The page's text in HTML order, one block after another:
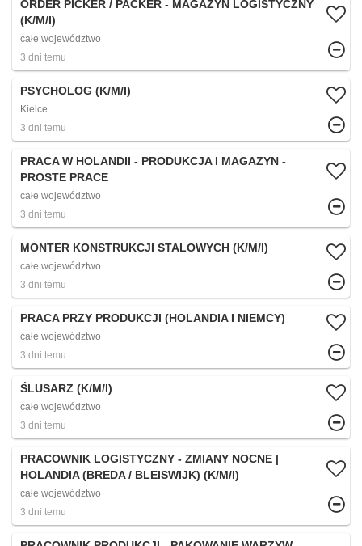
ORDER PICKER / PACKER - MAGAZYN LOGISTYCZNY
(K/M/I)
całe województwo
3 dni temu
PSYCHOLOG (K/M/I)
Kielce
3 dni temu
PRACA W HOLANDII - PRODUKCJA I MAGAZYN -
PROSTE PRACE
całe województwo
3 dni temu
MONTER KONSTRUKCJI STALOWYCH (K/M/I)
całe województwo
3 dni temu
PRACA PRZY PRODUKCJI (HOLANDIA I NIEMCY)
całe województwo
3 dni temu
ŚLUSARZ (K/M/I)
całe województwo
3 dni temu
PRACOWNIK LOGISTYCZNY - ZMIANY NOCNE |
HOLANDIA (BREDA / BLEISWIJK) (K/M/I)
całe województwo
3 dni temu